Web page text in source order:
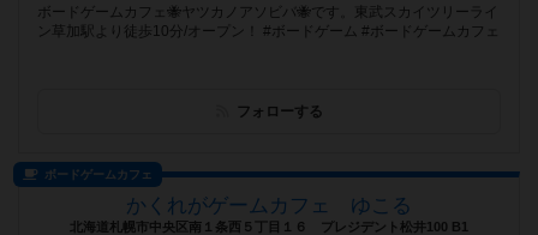
ボードゲームカフェ🐝ヤツカノアソビバ🐝です。東武スカイツリーライ
ン草加駅より徒歩10分/オープン！ #ボードゲーム #ボードゲームカフェ
フォローする
ボードゲームカフェ
かくれがゲームカフェ ゆこる
北海道札幌市中央区南１条西５丁目１６ プレジデント松井100 B1